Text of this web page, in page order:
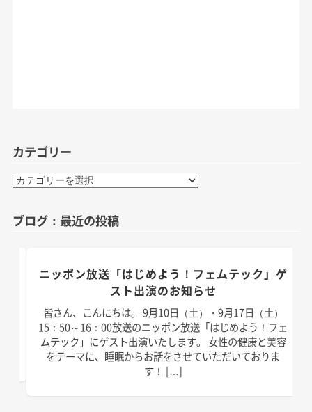
カテゴリー
カ
テ
リ
ブログ：最近の投稿
ニッポン放送「はじめよう！フェムテック」ゲ
スト出演のお知らせ
皆さん、こんにちは。 9月10日（土）・9月17日（土）
15：50～16：00放送のニッポン放送「はじめよう！フェ
ムテック」にゲスト出演いたします。 女性の健康と美容
をテーマに、睡眠からお話をさせていただいておりま
す！ […]